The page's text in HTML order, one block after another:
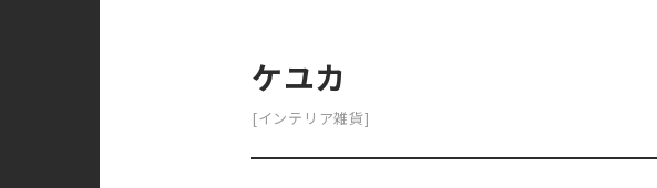
ケユカ
[インテリア雑貨]